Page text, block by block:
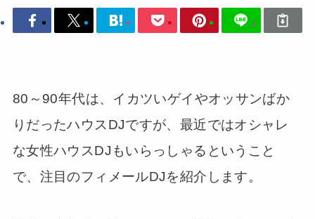
80～90年代は、イカツいゲイやオッサンばか
りだったハウスDJですが、最近ではオシャレ
な女性ハウスDJもいらっしゃるということ
で、注目のフィメールDJを紹介します。